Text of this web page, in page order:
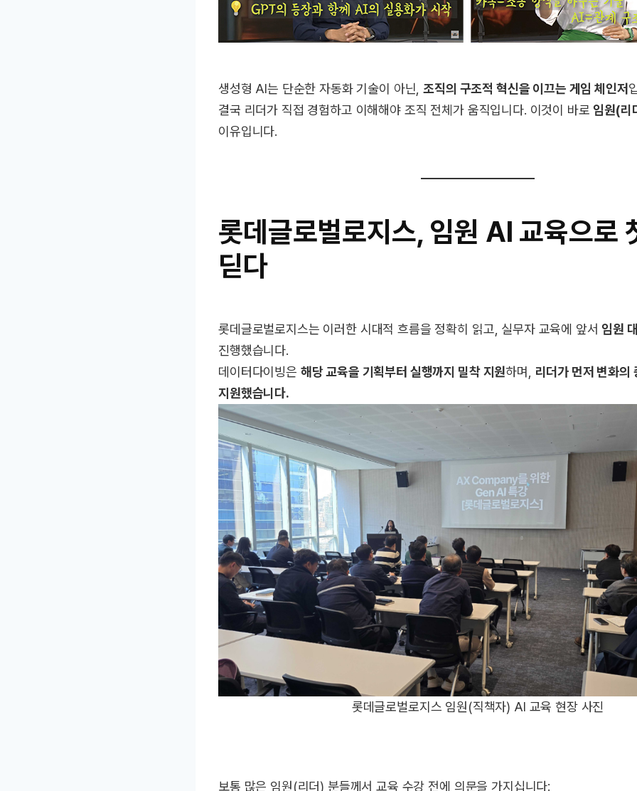
생성형 AI는 단순한 자동화 기술이 아닌,조직의 구조적 혁신을 이끄는 게임 체인저
결국 리더가 직접 경험하고 이해해야 조직 전체가 움직입니다. 이것이 바로 임원(리
이유입니다.
롯데글로벌로지스, 임원 AI 교육으로
딛다
롯데글로벌로지스는 이러한 시대적 흐름을 정확히 읽고, 실무자 교육에 앞서 임원
진행했습니다.
데이터다이빙은 해당 교육을 기획부터 실행까지 밀착 지원하며, 리더가 먼저 변화의
지원했습니다.
롯데글로벌로지스 임원(직책자) AI 교육 현장 사진
보통 많은 임원(리더) 분들께서 교육 수강 전에 의문을 가지십니다: